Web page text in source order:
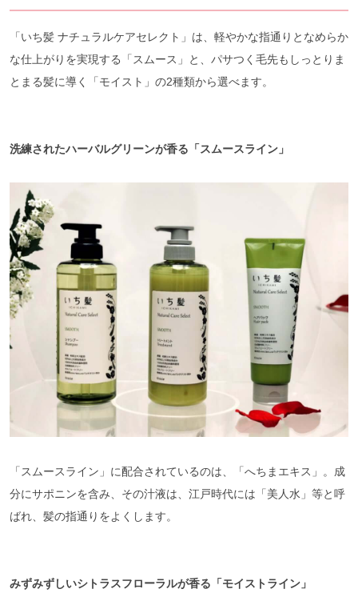
「いち髪 ナチュラルケアセレクト」は、軽やかな指通りとなめらか
な仕上がりを実現する「スムース」と、パサつく毛先もしっとりま
とまる髪に導く「モイスト」の2種類から選べます。
洗練されたハーバルグリーンが香る「スムースライン」
「スムースライン」に配合されているのは、「へちまエキス」。成
分にサポニンを含み、その汁液は、江戸時代には「美人水」等と呼
ばれ、髪の指通りをよくします。
みずみずしいシトラスフローラルが香る「モイストライン」